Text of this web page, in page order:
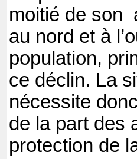
moitié de son
au nord et à
population,
ce déclin. La
nécessite
de la part des
protection de